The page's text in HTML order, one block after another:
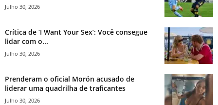
Julho 30, 2026
Crítica de ‘I Want Your Sex’: Você consegue
lidar com o...
Julho 30, 2026
Prenderam o oficial Morón acusado de
liderar uma quadrilha de traficantes
Julho 30, 2026